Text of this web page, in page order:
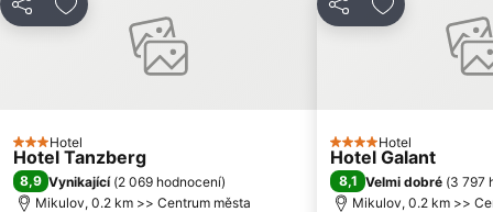
Jadrová elektrárna Dukovany
Muzeum vojenské techniky Army Park Ořechov u Brna
Benediktinské opatství Rajhrad
Židovská čtvrt
Old Town Hall
Excalibur city
Sdílet Přidat na seznam oblíbených hotelů
3 Počet hvězdiček
Hotel
Hotel Tanzberg
8,9 Vynikající (2 069 hodnocení)
Mikulov, 0.2 km >> Centrum města
Sdílet Přidat na
4 Počet hvězdiček
Hotel
Hotel Galant
8,1 Velmi dobré (3 797
Mikulov, 0.2 km >>